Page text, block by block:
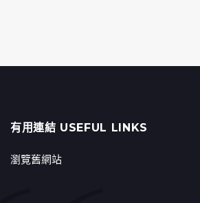
有用連結 USEFUL LINKS
瀏覽舊網站